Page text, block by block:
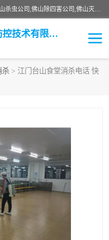
佛山白蚁防治公司,佛山白蚁防治哪家好,佛山杀虫公司,佛山除四害公司,佛山灭白蚁公司,佛山白蚁防治佛山儒创有害生物防治有限公司是一家佛山杀虫公司、佛山除四害公司、佛山灭白蚁公司、佛山白蚁防治公司，让您远离虫害困扰。要问佛山白蚁防治哪家好？佛山儒创有害生物防治有限公司全佛山、广州，正规公司，上门勘查，可靠，售后有保障。
佛山儒创有害生物防控技术有限公司
杀 > 江门台山食堂消杀电话 快
园区消杀